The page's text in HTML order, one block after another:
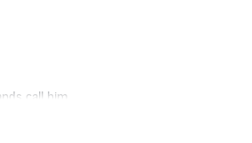
call him
female